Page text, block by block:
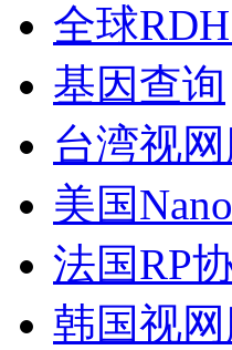
全球
基因查询
台湾视
美国
法国RP
韩国视